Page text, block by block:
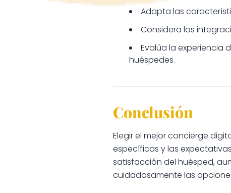
Adapta las
Considera las
Evalúa la experiencia
huéspedes.
Conclusión
Elegir el mejor concierge
específicas y las
satisfacción del huésped,
cuidadosamente las